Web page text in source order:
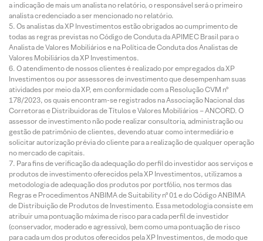
a indicação de mais um analista no relatório, o responsável será o primeiro
analista credenciado a ser mencionado no relatório.
Os analistas da XP Investimentos estão obrigados ao cumprimento de
todas as regras previstas no Código de Conduta da APIMEC Brasil para o
Analista de Valores Mobiliários e na Política de Conduta dos Analistas de
Valores Mobiliários da XP Investimentos.
O atendimento de nossos clientes é realizado por empregados da XP
Investimentos ou por assessores de investimento que desempenham suas
atividades por meio da XP, em conformidade com a Resolução CVM nº
178/2023, os quais encontram-se registrados na Associação Nacional das
Corretoras e Distribuidoras de Títulos e Valores Mobiliários – ANCORD. O
assessor de investimento não pode realizar consultoria, administração ou
gestão de patrimônio de clientes, devendo atuar como intermediário e
solicitar autorização prévia do cliente para a realização de qualquer operação
no mercado de capitais.
Para fins de verificação da adequação do perfil do investidor aos serviços e
produtos de investimento oferecidos pela XP Investimentos, utilizamos a
metodologia de adequação dos produtos por portfólio, nos termos das
Regras e Procedimentos ANBIMA de Suitability nº 01 e do Código ANBIMA
de Distribuição de Produtos de Investimento. Essa metodologia consiste em
atribuir uma pontuação máxima de risco para cada perfil de investidor
(conservador, moderado e agressivo), bem como uma pontuação de risco
para cada um dos produtos oferecidos pela XP Investimentos, de modo que